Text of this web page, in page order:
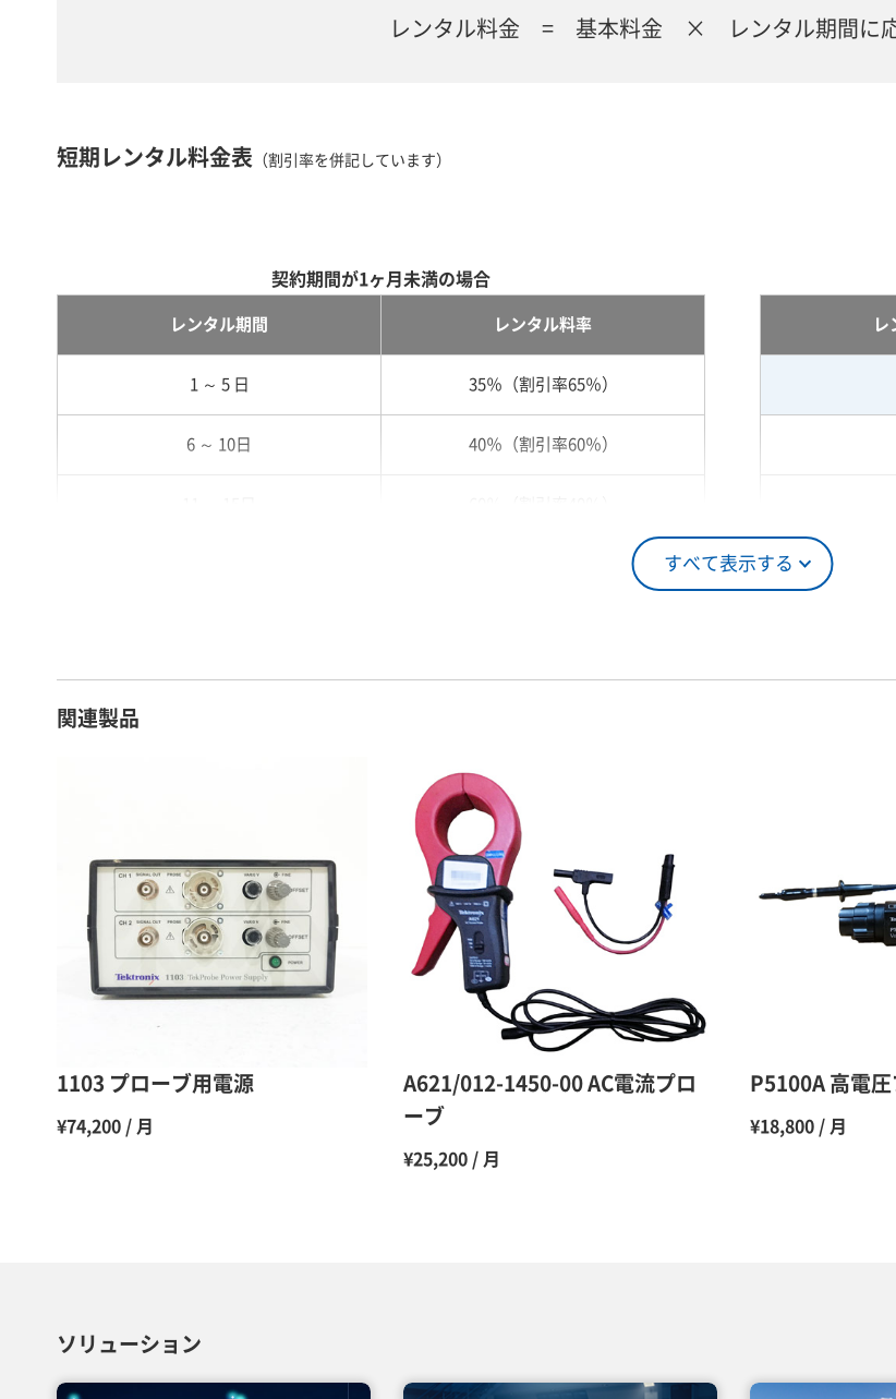
レンタル料金 = 基本料金 × レンタル期間に応
短期レンタル料金表 （割引率を併記しています）
すべて表示する
契約期間が1ヶ月未満の場合
レンタル期間 レンタル料率
1 ～ 5 日 35％（割引率65％）
6 ～ 10日 40％（割引率60％）
26日 ～ 1ヶ月 100％（割引率 0％）
関連製品
1103 プローブ用電源
¥74,200 / 月
A621/012-1450-00 AC電流プロ
ーブ
¥25,200 / 月
P5100A 高電
¥18,800 / 月
ソリューション